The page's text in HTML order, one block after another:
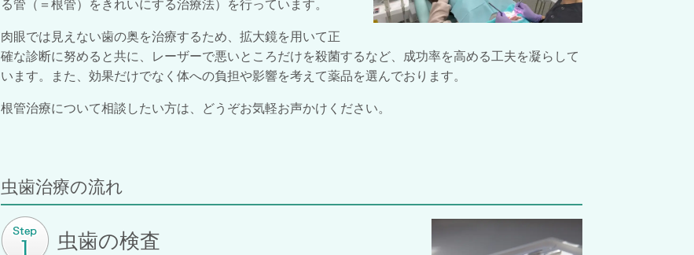
る管（＝根管）をきれいにする治療法）を行っています。
肉眼では見えない歯の奥を治療するため、拡大鏡を用いて正
確な診断に努めると共に、
レーザーで悪いところだけを殺菌するなど、成功率を高める工夫を凝らして
います。また
、効果だけでなく体への負担や影響を考えて薬品を選んでおります。
根管治療について相談したい方は、どうぞお気軽お声かけください。
虫歯治療の流れ
虫歯の検査